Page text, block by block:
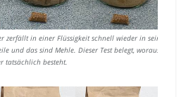
zerfällt in einer Flüssigkeit schnell wieder in seine
und das sind Mehle. Dieser Test belegt, woraus
tatsächlich besteht.